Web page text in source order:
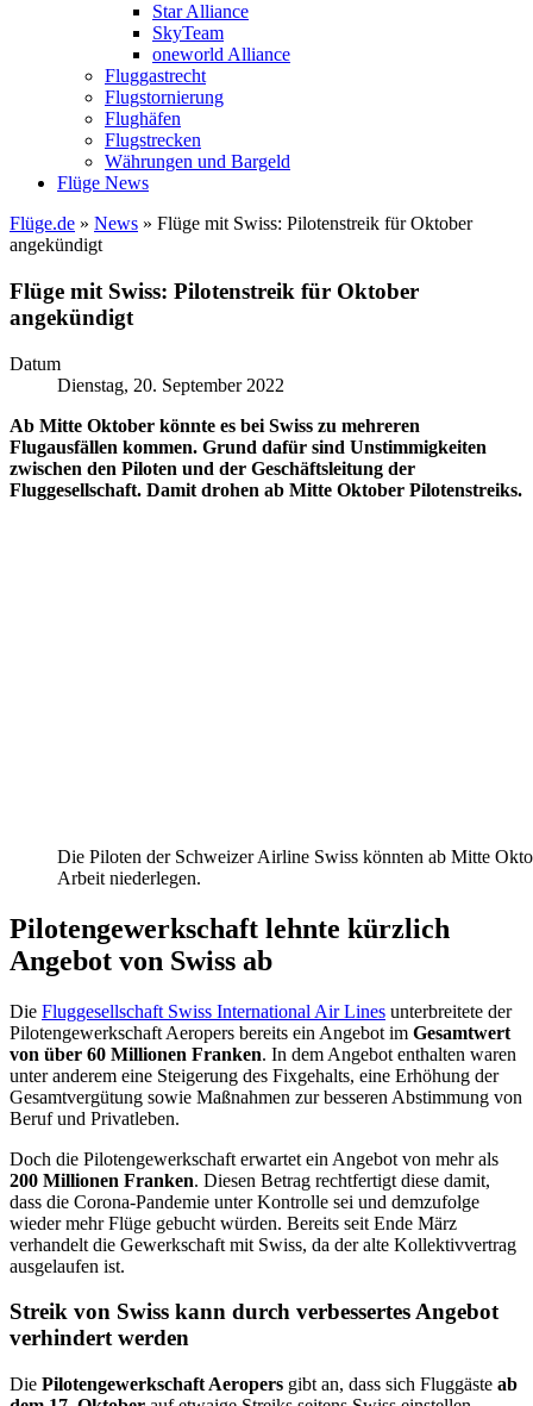
Star Alliance
SkyTeam
oneworld Alliance
Fluggastrecht
Flugstornierung
Flughäfen
Flugstrecken
Währungen und Bargeld
Flüge News
Flüge.de » News » Flüge mit Swiss: Pilotenstreik für Oktober
angekündigt
Flüge mit Swiss: Pilotenstreik für Oktober
angekündigt
Datum
Dienstag, 20. September 2022
Ab Mitte Oktober könnte es bei Swiss zu mehreren
Flugausfällen kommen. Grund dafür sind Unstimmigkeiten
zwischen den Piloten und der Geschäftsleitung der
Fluggesellschaft. Damit drohen ab Mitte Oktober Pilotenstreiks.
Die Piloten der Schweizer Airline Swiss könnten ab Mitte
Arbeit niederlegen.
Pilotengewerkschaft lehnte kürzlich
Angebot von Swiss ab
Die Fluggesellschaft Swiss International Air Lines unterbreitete der
Pilotengewerkschaft Aeropers bereits ein Angebot im Gesamtwert
von über 60 Millionen Franken. In dem Angebot enthalten waren
unter anderem eine Steigerung des Fixgehalts, eine Erhöhung der
Gesamtvergütung sowie Maßnahmen zur besseren Abstimmung von
Beruf und Privatleben.
Doch die Pilotengewerkschaft erwartet ein Angebot von mehr als
200 Millionen Franken. Diesen Betrag rechtfertigt diese damit,
dass die Corona-Pandemie unter Kontrolle sei und demzufolge
wieder mehr Flüge gebucht würden. Bereits seit Ende März
verhandelt die Gewerkschaft mit Swiss, da der alte Kollektivvertrag
ausgelaufen ist.
Streik von Swiss kann durch verbessertes Angebot
verhindert werden
Die Pilotengewerkschaft Aeropers gibt an, dass sich Fluggäste ab